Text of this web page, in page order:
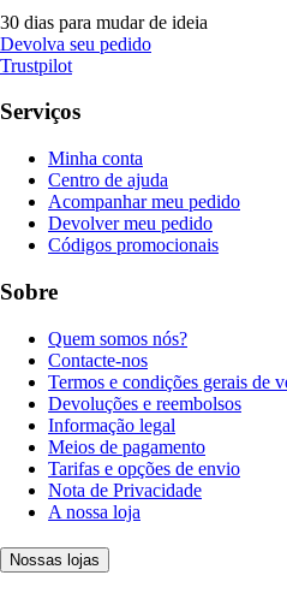
30 dias para mudar de ideia
Devolva seu pedido
Trustpilot
Serviços
Minha conta
Centro de ajuda
Acompanhar meu pedido
Devolver meu pedido
Códigos promocionais
Sobre
Quem somos nós?
Contacte-nos
Termos e condições gerais de
Devoluções e reembolsos
Informação legal
Meios de pagamento
Tarifas e opções de envio
Nota de Privacidade
A nossa loja
Nossas lojas